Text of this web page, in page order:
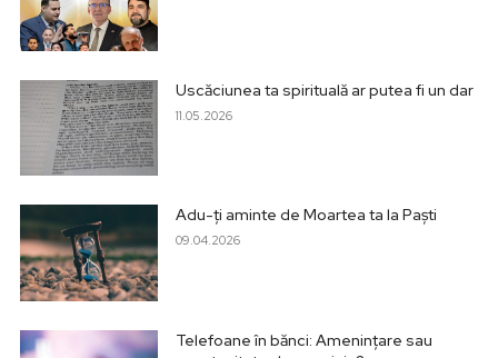
Uscăciunea ta spirituală ar putea fi un dar
11.05.2026
Adu-ți aminte de Moartea ta la Paști
09.04.2026
Telefoane în bănci: Amenințare sau